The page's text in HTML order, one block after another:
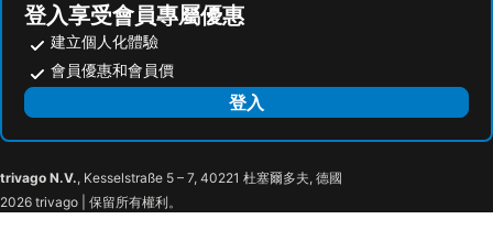
登入享受會員專屬優惠
建立個人化體驗
會員優惠和會員價
登入
trivago N.V., Kesselstraße 5 – 7, 40221 杜塞爾多夫, 德國
2026 trivago | 保留所有權利。